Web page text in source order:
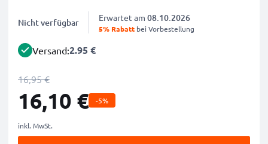
Nicht verfügbar Erwartet am 08.10.2026
5% Rabatt bei Vorbestellung
Versand:2.95 €
16,95 €
16,10 € -5%
inkl. MwSt.